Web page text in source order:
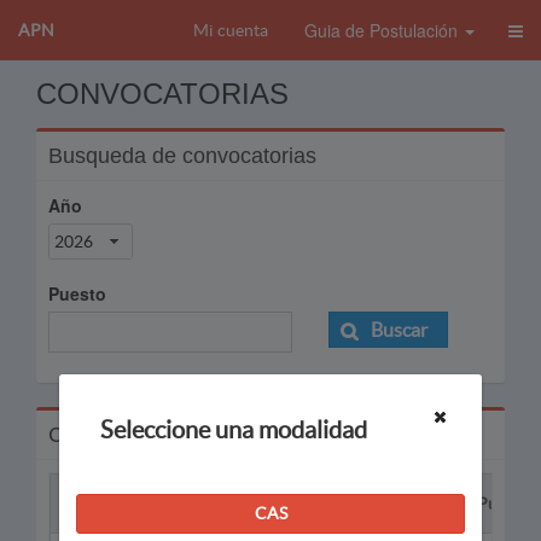
APN Mi cuenta Guia de Postulación
CONVOCATORIAS
Busqueda de convocatorias
Año
2026
Puesto
Buscar
Convocatorias
Puesto
Seleccione una modalidad
CAS